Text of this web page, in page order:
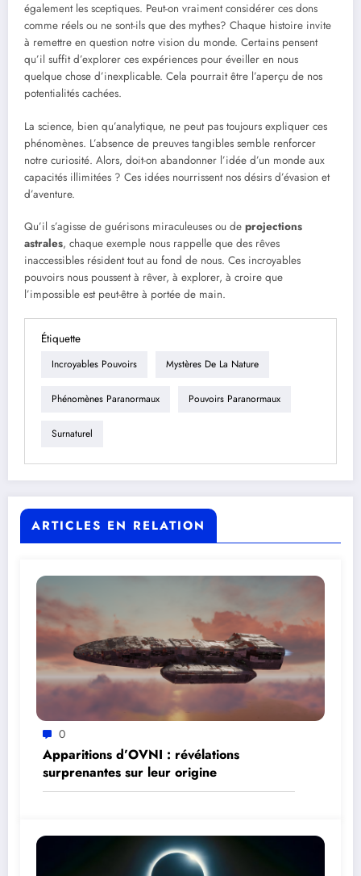
également les sceptiques. Peut-on vraiment considérer ces dons
comme réels ou ne sont-ils que des mythes? Chaque histoire invite
à remettre en question notre vision du monde. Certains pensent
qu’il suffit d’explorer ces expériences pour éveiller en nous
quelque chose d’inexplicable. Cela pourrait être l’aperçu de nos
potentialités cachées.
La science, bien qu’analytique, ne peut pas toujours expliquer ces
phénomènes. L’absence de preuves tangibles semble renforcer
notre curiosité. Alors, doit-on abandonner l’idée d’un monde aux
capacités illimitées ? Ces idées nourrissent nos désirs d’évasion et
d’aventure.
Qu’il s’agisse de guérisons miraculeuses ou de projections
astrales, chaque exemple nous rappelle que des rêves
inaccessibles résident tout au fond de nous. Ces incroyables
pouvoirs nous poussent à rêver, à explorer, à croire que
l’impossible est peut-être à portée de main.
Étiquette
Incroyables Pouvoirs Mystères De La Nature
Phénomènes Paranormaux Pouvoirs Paranormaux
Surnaturel
ARTICLES EN RELATION
0
Apparitions d’OVNI : révélations
surprenantes sur leur origine